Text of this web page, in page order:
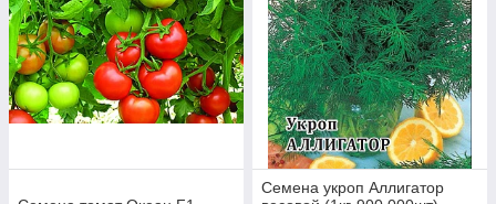
Семена укроп Аллигатор